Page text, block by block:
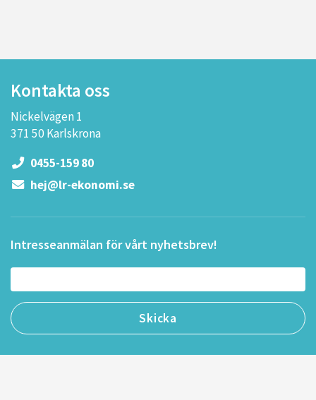
Kontakta oss
Nickelvägen 1
371 50 Karlskrona
0455-159 80
hej@lr-ekonomi.se
Intresseanmälan för vårt nyhetsbrev!